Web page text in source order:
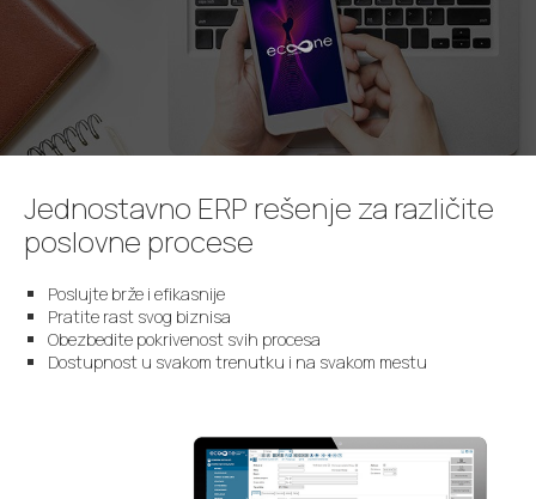
Jednostavno ERP rešenje za različite
poslovne procese
Poslujte brže i efikasnije
Pratite rast svog biznisa
Obezbedite pokrivenost svih procesa
Dostupnost u svakom trenutku i na svakom mestu